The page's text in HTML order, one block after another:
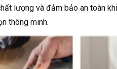
lượng và đảm bảo an toàn
thông minh.